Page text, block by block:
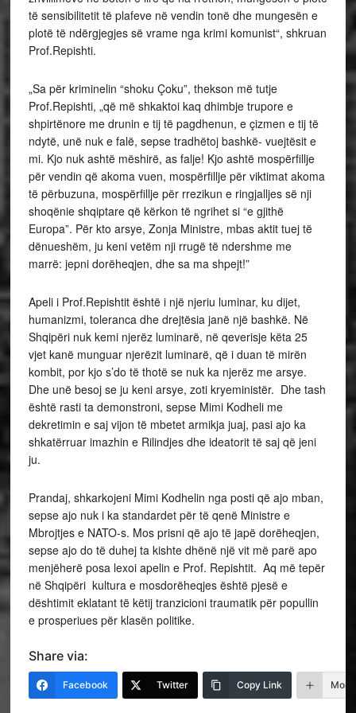
të sensibilitetit të plafeve në vendin tonë dhe mungesën e
plotë të ndërgjegjes së vrame nga krimi komunist“, shkruan
Prof.Repishti.
„Sa për kriminelin “shoku Çoku”, thekson më tutje
Prof.Repishti, „që më shkaktoi kaq dhimbje trupore e
shpirtënore me drunin e tij të pagdhenun, e çizmen e tij të
ndytë, unë nuk e falë, sepse tradhëtoj bashkë- vuejtësit e
mi. Kjo nuk ashtë mëshirë, as falje! Kjo ashtë mospërfillje
për vendin që akoma vuen, mospërfillje për viktimat akoma
të përbuzuna, mospërfillje për rrezikun e ringjalljes së nji
shoqënie shqiptare që kërkon të ngrihet si “e gjithë
Europa”. Për kto arsye, Zonja Ministre, mbas aktit tuej të
dënueshëm, ju keni vetëm nji rrugë të ndershme me
marrë: jepni dorëheqjen, dhe sa ma shpejt!”
Apeli i Prof.Repishtit është i një njeriu luminar, ku dijet,
humanizmi, toleranca dhe drejtësia janë një bashkë. Në
Shqipëri nuk kemi njerëz luminarë, në qeverisje këta 25
vjet kanë munguar njerëzit luminarë, që i duan të mirën
kombit, por kjo s’do të thotë se nuk ka njerëz me arsye.
Dhe unë besoj se ju keni arsye, zoti kryeministër. Dhe tash
është rasti ta demonstroni, sepse Mimi Kodheli me
dekretimin e saj vijon të mbetet armikja juaj, pasi ajo ka
shkatërruar imazhin e Rilindjes dhe ideatorit të saj që jeni
ju.
Prandaj, shkarkojeni Mimi Kodhelin nga posti që ajo mban,
sepse ajo nuk i ka standardet për të qenë Ministre e
Mbrojtjes e NATO-s. Mos prisni që ajo të japë dorëheqjen,
sepse ajo do të duhej ta kishte dhënë një vit më parë apo
menjëherë posa lexoi apelin e Prof. Repishtit. Aq më tepër
në Shqipëri kultura e mosdorëheqjes është pjesë e
dështimit eklatant të këtij tranzicioni traumatik për popullin
e prosperiues për klasën politike.
Share via:
Facebook Twitter Copy Link More